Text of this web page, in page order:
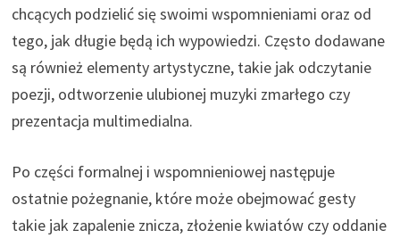
chcących podzielić się swoimi wspomnieniami oraz od
tego, jak długie będą ich wypowiedzi. Często dodawane
są również elementy artystyczne, takie jak odczytanie
poezji, odtworzenie ulubionej muzyki zmarłego czy
prezentacja multimedialna.
Po części formalnej i wspomnieniowej następuje
ostatnie pożegnanie, które może obejmować gesty
takie jak zapalenie znicza, złożenie kwiatów czy oddanie